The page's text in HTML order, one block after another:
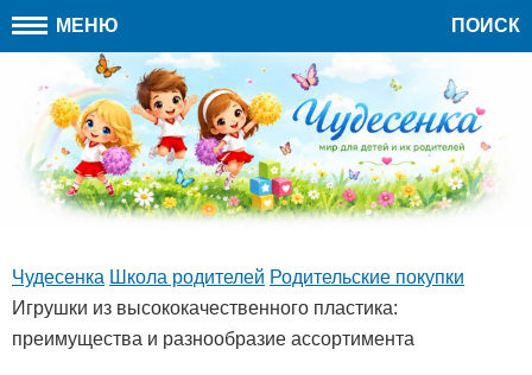
МЕНЮ ПОИСК
Чудесенка Школа родителей Родительские покупки
Игрушки из высококачественного пластика:
преимущества и разнообразие ассортимента